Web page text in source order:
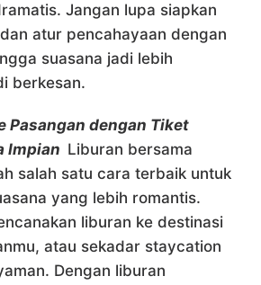
Jangan lupa siapkan
atur pencahayaan dengan
suasana jadi lebih
berkesan.
Pasangan dengan Tiket
Impian Liburan bersama
salah satu cara terbaik untuk
yang lebih romantis.
liburan ke destinasi
atau sekadar staycation
Dengan liburan